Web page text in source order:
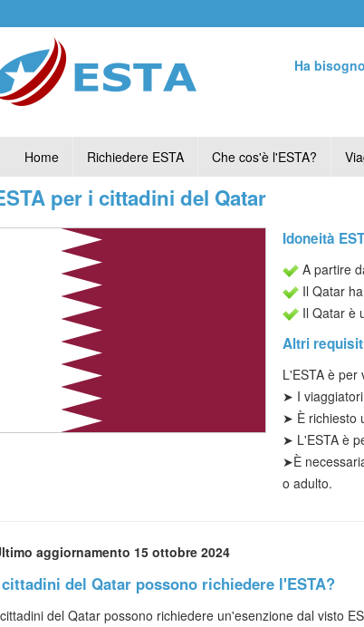
Ha
Home Richiedere ESTA Che cos'è l'ESTA?
per i cittadini del Qatar
Idoneità
A partire
Il Qatar
Il Qatar è
Altri
L'ESTA è per
➤ I
➤ È richiesto
➤ L'ESTA è
➤È
o adulto.
aggiornamento 15 ottobre 2024
del Qatar possono richiedere l'ESTA?
del Qatar possono richiedere un'esenzione dal visto